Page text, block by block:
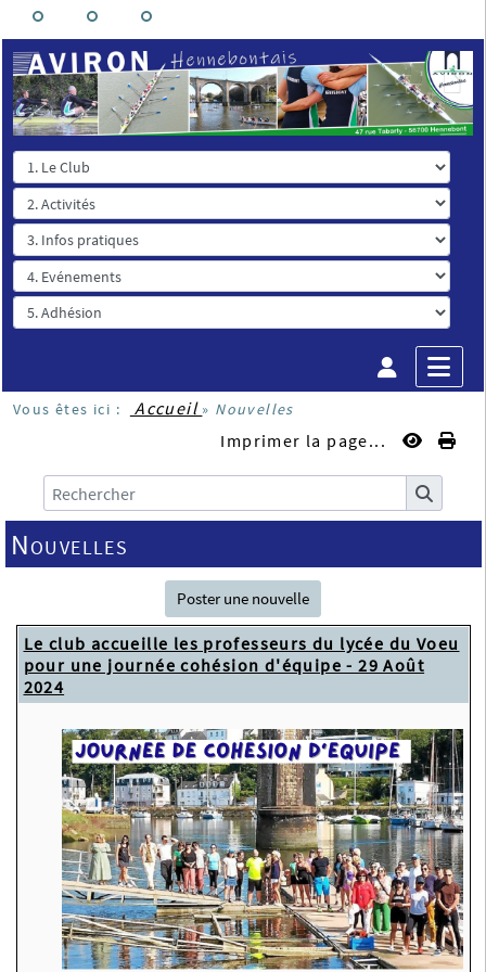
Vous êtes ici : Accueil » Nouvelles
Imprimer la page...
Nouvelles
Poster une nouvelle
Le club accueille les professeurs du lycée du Voeu
pour une journée cohésion d'équipe - 29 Août
2024